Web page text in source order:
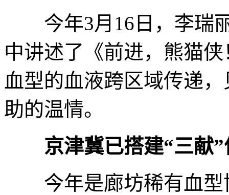
今年3月16日，李瑞丽
中讲述了《前进，熊猫
血型的血液跨区域传递
助的温情。
京津冀已搭建“三献
今年是廊坊稀有血型